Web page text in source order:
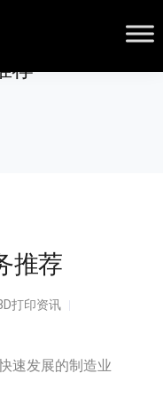
荐
推荐
打印资讯
速发展的制造业